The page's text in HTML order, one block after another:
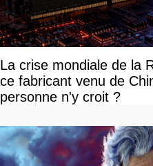
La crise mondiale de la
ce fabricant venu de
personne n'y croit ?